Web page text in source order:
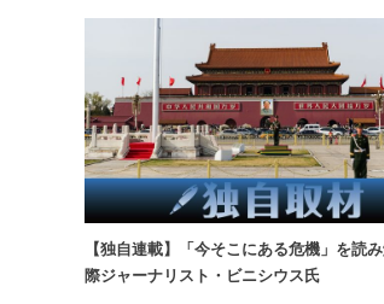
【独自連載】「今そこにある危機」を読
際ジャーナリスト・ビニシウス氏